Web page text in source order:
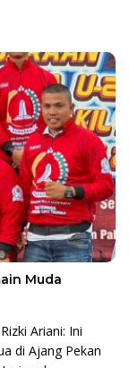
Muda